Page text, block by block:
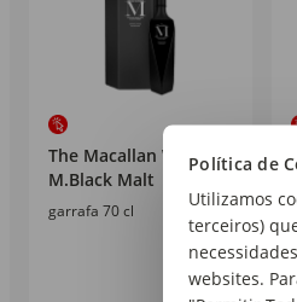
Política de
Utilizamos
terceiros)
websites.
The Macallan Whisky
M.Black Malt
garrafa 70 cl